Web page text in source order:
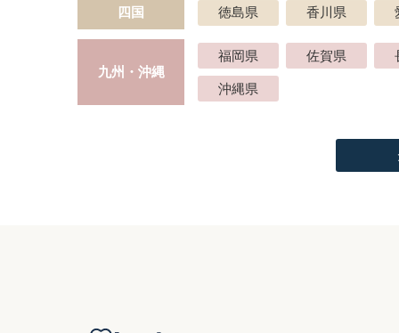
四国 徳島県 香川県
九州・沖縄
福岡県 佐賀県
沖縄県